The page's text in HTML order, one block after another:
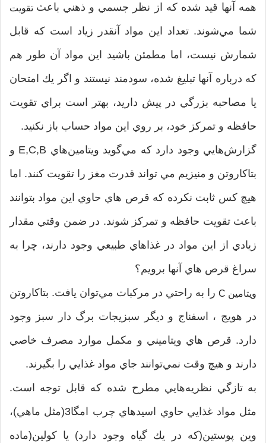
همه آنها قيد شده كه از نظر جسمي و ذهني باعث تقويت
شما مي‌شوند. تعداد اين مواد آنقدر زياد است كه قابل
شمارش نيست، اما مطمئن باشيد اين مواد آن طور هم
كه درباره آنها تبليغ شده، سودمند نيستند و اگر يك امتحان
يا مصاحبه بزرگي در پيش داريد، بهتر است براي تقويت
حافظه و تمركز خود، بر روي اين مواد حساب باز نكنيد.
گزارش‌هايي وجود دارد كه مي‌گويد ويتامين‌هاي E,C,B و
بتاكاروتن و منيزيم مي تواند قدرت مغز را تقويت كنند. اما
هيچ كس ثابت نكرده كه قرص هاي حاوي اين مواد بتوانند
باعث تقويت حافظه و تمركز شوند. در ضمن وقتي مقدار
زيادي از اين مواد در غذاهاي طبيعي وجود دارند، چرا به
سراغ قرص هاي آنها برويم؟
ويتامين C
را به راحتي در مركبات مي‌توان يافت. بتاكاروتن
در هويج ، اسفناج و ديگر سبزيجات برگ دار سبز وجود
دارد. قرص هاي ويتاميني و مكمل موارد مصرف خاصي
دارند و هيچ وقت نمي‌توانند جاي مواد غذايي را بگيرند.
به تازگي نظريه‌هايي مطرح شده كه قابل توجه است.
مثل مواد غذايي حاوي اسيد‌هاي چرب امگا3(مثل ماهي)،
وين پوستين(كه در يك گياه وجود دارد) يا كولين(ماده